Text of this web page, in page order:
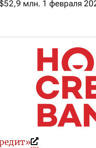
млн. 1 февраля